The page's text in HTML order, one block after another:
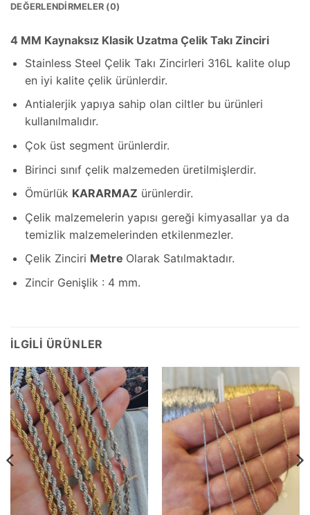
DEĞERLENDIRMELER (0)
4 MM Kaynaksız Klasik Uzatma Çelik Takı Zinciri
Stainless Steel Çelik Takı Zincirleri 316L kalite olup
en iyi kalite çelik ürünlerdir.
Antialerjik yapıya sahip olan ciltler bu ürünleri
kullanılmalıdır.
Çok üst segment ürünlerdir.
Birinci sınıf çelik malzemeden üretilmişlerdir.
Ömürlük KARARMAZ ürünlerdir.
Çelik malzemelerin yapısı gereği kimyasallar ya da
temizlik malzemelerinden etkilenmezler.
Çelik Zinciri Metre Olarak Satılmaktadır.
Zincir Genişlik : 4 mm.
İLGILI ÜRÜNLER